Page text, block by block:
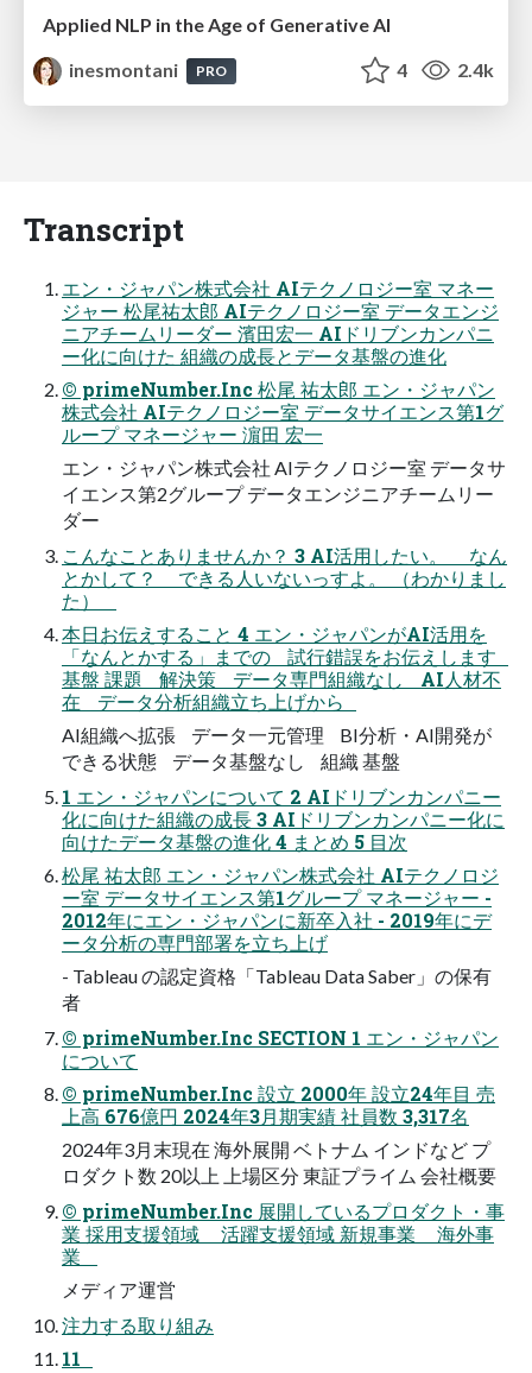
Applied NLP in the Age of Generative AI
inesmontani
PRO 4 2.4k
Transcript
エン・ジャパン株式会社 AIテクノロジー室 マネー
ジャー 松尾祐太郎 AIテクノロジー室 データエンジ
ニアチームリーダー 濱田宏一 AIドリブンカンパニ
ー化に向けた 組織の成長とデータ基盤の進化
© primeNumber.Inc 松尾 祐太郎 エン・ジャパン
株式会社 AIテクノロジー室 データサイエンス第1グ
ループ マネージャー 濵田 宏一
エン・ジャパン株式会社 AIテクノロジー室 データサ
イエンス第2グループ データエンジニアチームリー
ダー
こんなことありませんか？ 3 AI活用したい。 なん
とかして？ できる人いないっすよ。 （わかりまし
た）
本日お伝えすること 4 エン・ジャパンがAI活用を
「なんとかする」までの 試行錯誤をお伝えします
基盤 課題 解決策 データ専門組織なし AI人材不
在 データ分析組織立ち上げから
AI組織へ拡張 データ一元管理 BI分析・AI開発が
できる状態 データ基盤なし 組織 基盤
1 エン・ジャパンについて 2 AIドリブンカンパニー
化に向けた組織の成長 3 AIドリブンカンパニー化に
向けたデータ基盤の進化 4 まとめ 5 目次
松尾 祐太郎 エン・ジャパン株式会社 AIテクノロジ
ー室 データサイエンス第1グループ マネージャー -
2012年にエン・ジャパンに新卒入社 - 2019年にデ
ータ分析の専門部署を立ち上げ
- Tableau の認定資格「Tableau Data Saber」の保有
者
© primeNumber.Inc SECTION 1 エン・ジャパン
について
© primeNumber.Inc 設立 2000年 設立24年目 売
上高 676億円 2024年3月期実績 社員数 3,317名
2024年3月末現在 海外展開 ベトナム インドなど プ
ロダクト数 20以上 上場区分 東証プライム 会社概要
© primeNumber.Inc 展開しているプロダクト・事
業 採用支援領域 活躍支援領域 新規事業 海外事
業
メディア運営
注力する取り組み
11